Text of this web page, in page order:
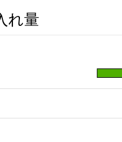
れ量